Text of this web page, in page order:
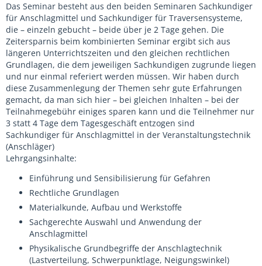
Das Seminar besteht aus den beiden Seminaren Sachkundiger
für Anschlagmittel und Sachkundiger für Traversensysteme,
die – einzeln gebucht – beide über je 2 Tage gehen. Die
Zeitersparnis beim kombinierten Seminar ergibt sich aus
längeren Unterrichtszeiten und den gleichen rechtlichen
Grundlagen, die dem jeweiligen Sachkundigen zugrunde liegen
und nur einmal referiert werden müssen. Wir haben durch
diese Zusammenlegung der Themen sehr gute Erfahrungen
gemacht, da man sich hier – bei gleichen Inhalten – bei der
Teilnahmegebühr einiges sparen kann und die Teilnehmer nur
3 statt 4 Tage dem Tagesgeschäft entzogen sind
Sachkundiger für Anschlagmittel in der Veranstaltungstechnik
(Anschläger)
Lehrgangsinhalte:
Einführung und Sensibilisierung für Gefahren
Rechtliche Grundlagen
Materialkunde, Aufbau und Werkstoffe
Sachgerechte Auswahl und Anwendung der
Anschlagmittel
Physikalische Grundbegriffe der Anschlagtechnik
(Lastverteilung, Schwerpunktlage, Neigungswinkel)